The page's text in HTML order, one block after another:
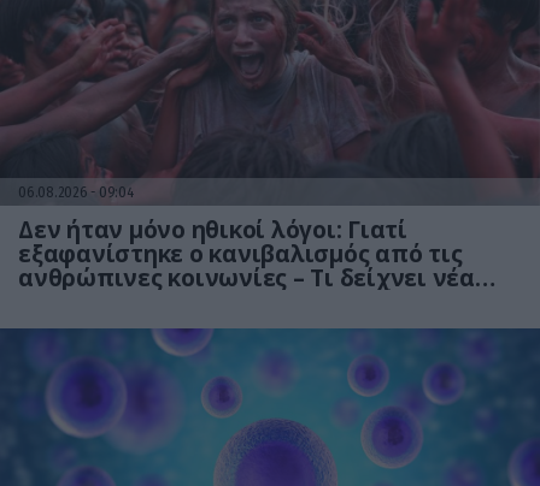
06.08.2026 09:04
Δεν ήταν μόνο ηθικοί λόγοι: Γιατί
εξαφανίστηκε ο κανιβαλισμός από τις
ανθρώπινες κοινωνίες – Τι δείχνει νέα